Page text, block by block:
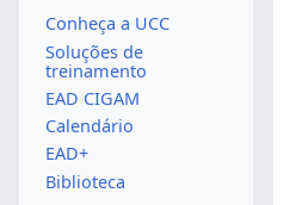
Conheça a UCC
Soluções de
treinamento
EAD CIGAM
Calendário
EAD+
Biblioteca